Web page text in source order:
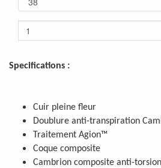
Specifications :
Cuir pleine fleur
Doublure anti-transpiration
Traitement Agion™
Coque composite
Cambrion composite anti-torsion